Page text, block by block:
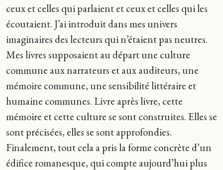
ceux et celles qui parlaient et ceux et celles qui les
écoutaient. J’ai introduit dans mes univers
imaginaires des lecteurs qui n’étaient pas neutres.
Mes livres supposaient au départ une culture
commune aux narrateurs et aux auditeurs, une
mémoire commune, une sensibilité littéraire et
humaine communes. Livre après livre, cette
mémoire et cette culture se sont construites. Elles se
sont précisées, elles se sont approfondies.
Finalement, tout cela a pris la forme concrète d’un
édifice romanesque, qui compte aujourd’hui plus